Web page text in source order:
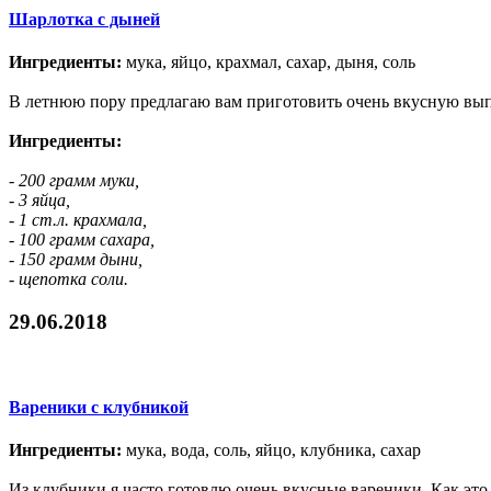
Шарлотка с дыней
Ингредиенты: мука, яйцо, крахмал, сахар, дыня, соль
В летнюю пору предлагаю вам приготовить очень вкусную
Ингредиенты:
- 200 грамм муки,
- 3 яйца,
- 1 ст.л. крахмала,
- 100 грамм сахара,
- 150 грамм дыни,
- щепотка соли.
29.06.2018
Вареники с клубникой
Ингредиенты: мука, вода, соль, яйцо, клубника, сахар